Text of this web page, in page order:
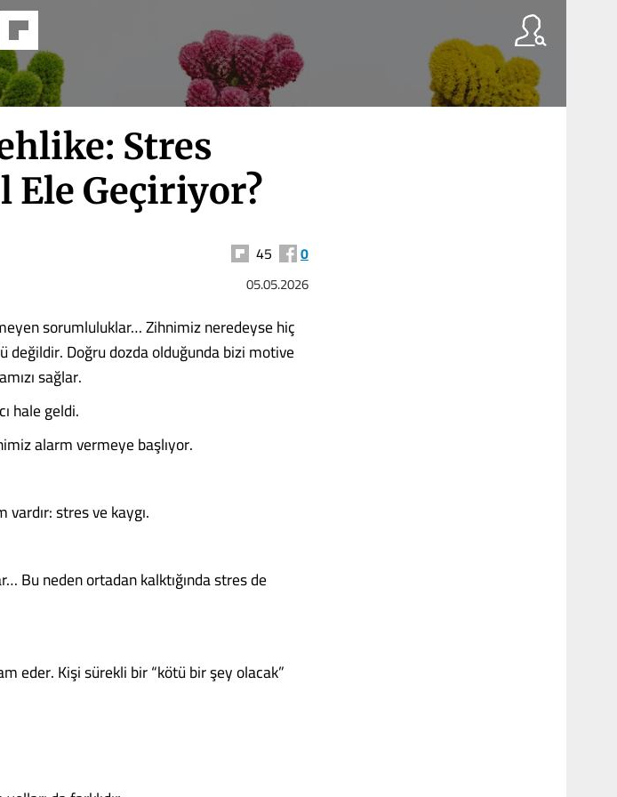
Stres
Ele Geçiriyor?
45 0
05.05.2026
sorumluluklar… Zihnimiz neredeyse hiç
değildir. Doğru dozda olduğunda bizi motive
sağlar.
hale geldi.
alarm vermeye başlıyor.
vardır: stres ve kaygı.
Bu neden ortadan kalktığında stres de
eder. Kişi sürekli bir “kötü bir şey olacak”